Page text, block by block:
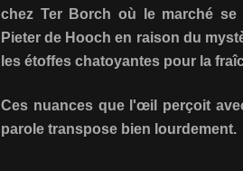
chez Ter Borch où le marché se
Pieter de Hooch en raison du
les étoffes chatoyantes pour la
Ces nuances que l'œil perçoit
parole transpose bien lourdement.